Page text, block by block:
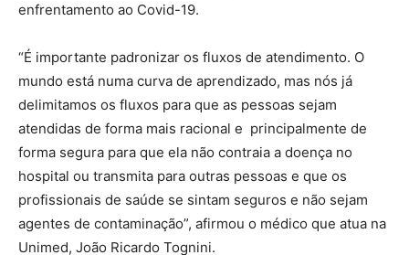
enfrentamento ao Covid-19.
“É importante padronizar os fluxos de atendimento. O
mundo está numa curva de aprendizado, mas nós já
delimitamos os fluxos para que as pessoas sejam
atendidas de forma mais racional e principalmente de
forma segura para que ela não contraia a doença no
hospital ou transmita para outras pessoas e que os
profissionais de saúde se sintam seguros e não sejam
agentes de contaminação”, afirmou o médico que atua na
Unimed, João Ricardo Tognini.